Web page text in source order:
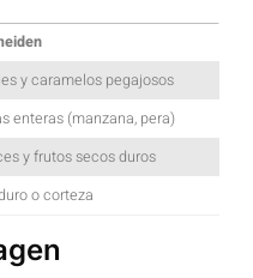
y caramelos pegajosos
enteras (manzana, ⁢pera)
‍y frutos secos ‍duros
o corteza